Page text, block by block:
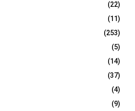
(22)
(11)
(253)
(5)
(14)
(37)
(4)
(9)